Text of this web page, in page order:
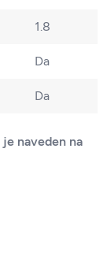
1.8
Da
Da
naveden na